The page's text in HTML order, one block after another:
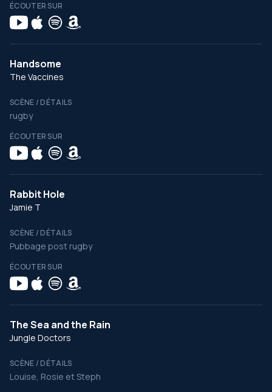
ÉCOUTER SUR
Handsome
The Vaccines
SCÈNE / DÉTAILS
rugby
ÉCOUTER SUR
Rabbit Hole
Jamie T
SCÈNE / DÉTAILS
Pubbage post rugby
ÉCOUTER SUR
The Sea and the Rain
Jungle Doctors
SCÈNE / DÉTAILS
Louise, Rosie et Steph